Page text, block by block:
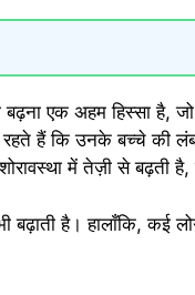
एक अहम हिस्सा है, जो
हैं कि उनके बच्चे की
में तेज़ी से बढ़ती
बढ़ाती है। हालाँकि,